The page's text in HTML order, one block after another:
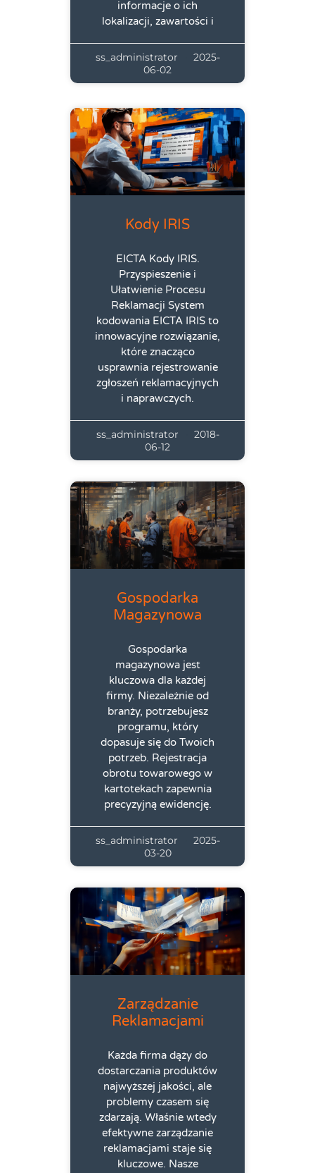
informacje o ich
lokalizacji, zawartości i
ss_administrator
2025-
06-02
Kody IRIS
EICTA Kody IRIS.
Przyspieszenie i
Ułatwienie Procesu
Reklamacji System
kodowania EICTA IRIS to
innowacyjne rozwiązanie,
które znacząco
usprawnia rejestrowanie
zgłoszeń reklamacyjnych
i naprawczych.
ss_administrator
2018-
06-12
Gospodarka
Magazynowa
Gospodarka
magazynowa jest
kluczowa dla każdej
firmy. Niezależnie od
branży, potrzebujesz
programu, który
dopasuje się do Twoich
potrzeb. Rejestracja
obrotu towarowego w
kartotekach zapewnia
precyzyjną ewidencję.
ss_administrator
2025-
03-20
Zarządzanie
Reklamacjami
Każda firma dąży do
dostarczania produktów
najwyższej jakości, ale
problemy czasem się
zdarzają. Właśnie wtedy
efektywne zarządzanie
reklamacjami staje się
kluczowe. Nasze